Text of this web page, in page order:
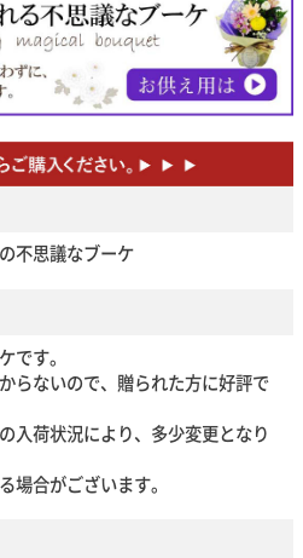
不思議なブーケ
です。
らないので、贈られた方に好評で
入荷状況により、多少変更となり
合がございます。